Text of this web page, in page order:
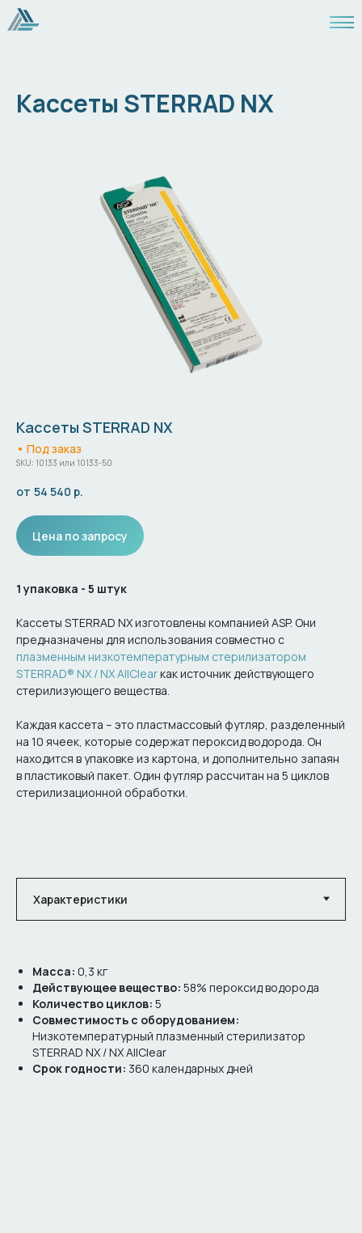
Кассеты STERRAD NX
Кассеты STERRAD NX
• Под заказ
SKU: 10133 или 10133-50
54 540 р.
Цена по запросу
1 упаковка - 5 штук
Кассеты STERRAD NX изготовлены компанией ASP. Они
предназначены для использования совместно с
плазменным низкотемпературным стерилизатором
STERRAD® NX / NX AllClearкак источник действующего
стерилизующего вещества.
Каждая кассета – это пластмассовый футляр, разделенный
на 10 ячеек, которые содержат пероксид водорода. Он
находится в упаковке из картона, и дополнительно запаян
в пластиковый пакет. Один футляр рассчитан на 5 циклов
стерилизационной обработки.
Масса: 0,3 кг
Действующее вещество: 58% пероксид водорода
Количество циклов: 5
Совместимость с оборудованием:
Низкотемпературный плазменный стерилизатор
STERRAD NX / NX AllClear
Срок годности: 360 календарных дней